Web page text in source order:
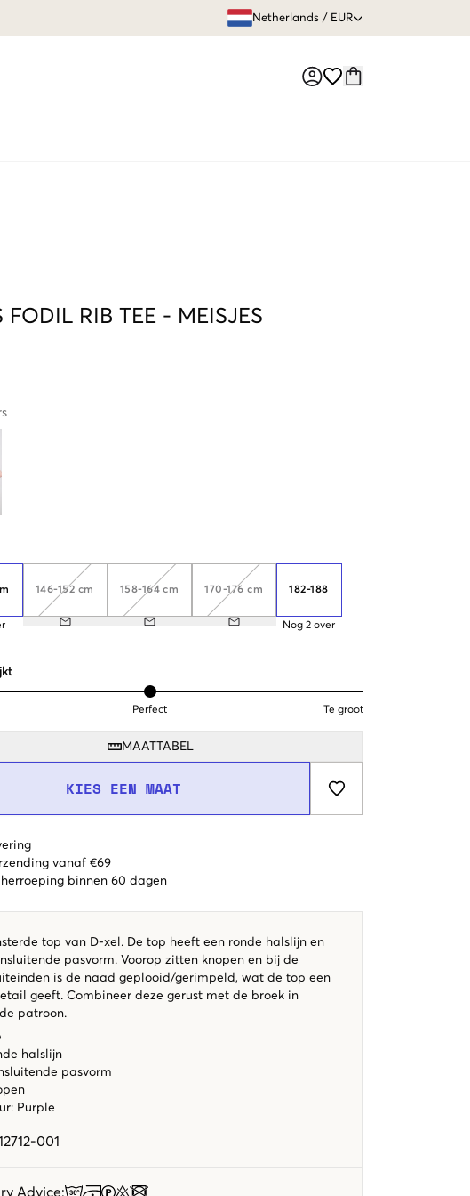
Netherlands / EUR
FODIL RIB TEE - MEISJES
146-152 cm 158-164 cm 170-176 cm 182-188
Nog 2 over
Perfect Te groot
MAATTABEL
KIES EEN MAAT
vanaf €69
herroeping binnen 60 dagen
top van D-xel. De top heeft een ronde halslijn en
pasvorm. Voorop zitten knopen en bij de
is de naad geplooid/gerimpeld, wat de top een
geeft. Combineer deze gerust met de broek in
patroon.
halslijn
pasvorm
Purple
001
Advice: